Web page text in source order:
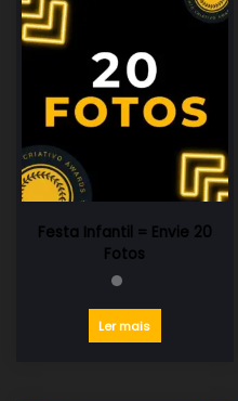
Festa Infantil = Envie 20
Fotos
Ler mais